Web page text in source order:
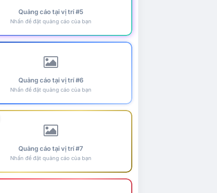
Quảng cáo tại vị trí #5
Nhấn để đặt quảng cáo của bạn
Quảng cáo tại vị trí #6
Nhấn để đặt quảng cáo của bạn
Quảng cáo tại vị trí #7
Nhấn để đặt quảng cáo của bạn